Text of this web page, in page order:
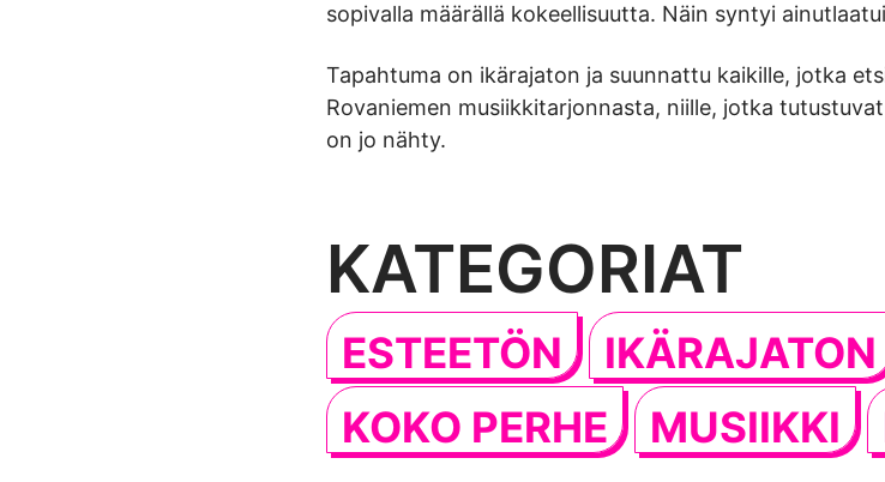
sopivalla määrällä kokeellisuutta. Näin syntyi
Tapahtuma on ikärajaton ja suunnattu kaikille, jotka
Rovaniemen musiikkitarjonnasta, niille, jotka
on jo nähty.
KATEGORIAT
ESTEETÖN IKÄRAJATON
KOKO PERHE
MUSIIKKI